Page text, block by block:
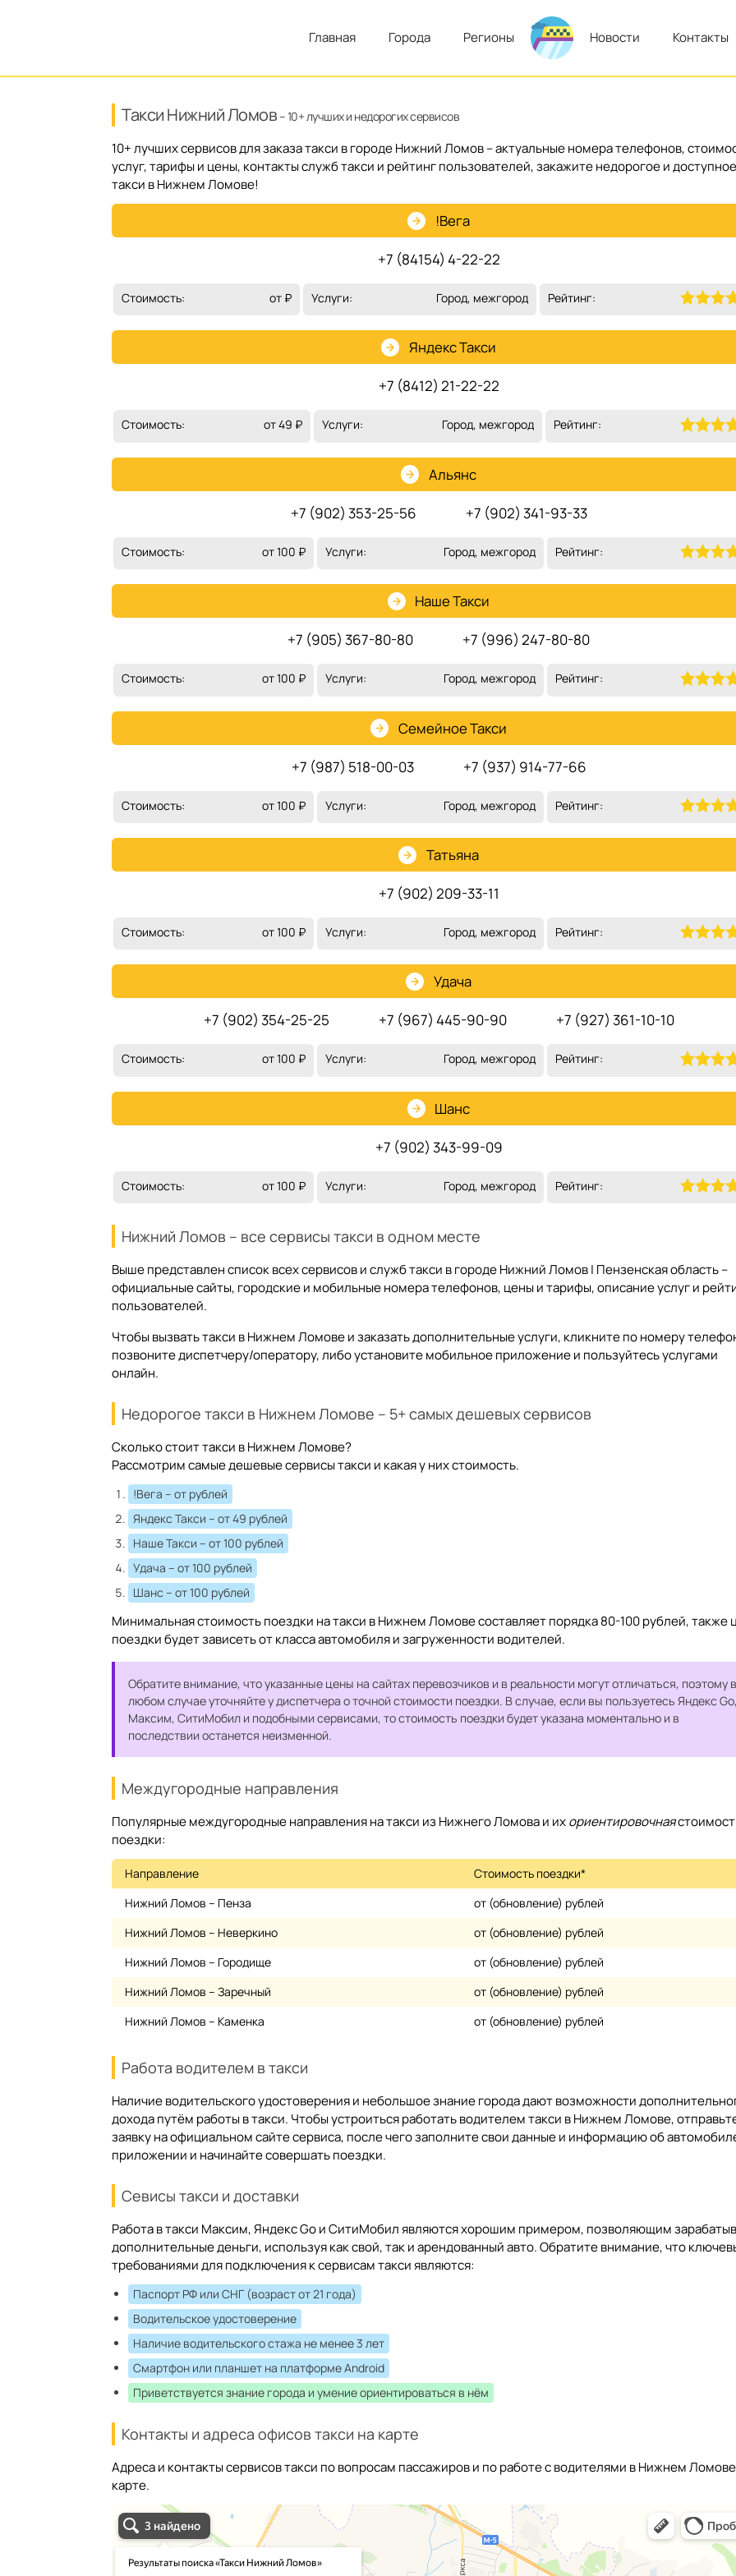
Главная Города Регионы Новости Контакты
Такси Нижний Ломов– 10+ лучших и недорогих сервисов
10+ лучших сервисов для заказа такси в городе Нижний Ломов – актуальные номера телефонов,
услуг, тарифы и цены, контакты служб такси и рейтинг пользователей, закажите недорогое и доступное
такси в Нижнем Ломове!
!Вега
+7 (84154) 4-22-22
Стоимость: от ₽ Услуги: Город, межгород Рейтинг:
Яндекс Такси
+7 (8412) 21-22-22
Стоимость: от 49 ₽ Услуги: Город, межгород Рейтинг:
Альянс
+7 (902) 353-25-56 +7 (902) 341-93-33
Стоимость: от 100 ₽ Услуги: Город, межгород Рейтинг:
Наше Такси
+7 (905) 367-80-80 +7 (996) 247-80-80
Стоимость: от 100 ₽ Услуги: Город, межгород Рейтинг:
Семейное Такси
+7 (987) 518-00-03 +7 (937) 914-77-66
Стоимость: от 100 ₽ Услуги: Город, межгород Рейтинг:
Татьяна
+7 (902) 209-33-11
Стоимость: от 100 ₽ Услуги: Город, межгород Рейтинг:
Удача
+7 (902) 354-25-25 +7 (967) 445-90-90 +7 (927) 361-10-10
Стоимость: от 100 ₽ Услуги: Город, межгород Рейтинг:
Шанс
+7 (902) 343-99-09
Стоимость: от 100 ₽ Услуги: Город, межгород Рейтинг:
Нижний Ломов – все сервисы такси в одном месте
Выше представлен список всех сервисов и служб такси в городе Нижний Ломов | Пензенская область –
официальные сайты, городские и мобильные номера телефонов, цены и тарифы, описание услуг и
пользователей.
Чтобы вызвать такси в Нижнем Ломове и заказать дополнительные услуги, кликните по номеру
позвоните диспетчеру/оператору, либо установите мобильное приложение и пользуйтесь услугами
онлайн.
Недорогое такси в Нижнем Ломове – 5+ самых дешевых сервисов
Сколько стоит такси в Нижнем Ломове?
Рассмотрим самые дешевые сервисы такси и какая у них стоимость.
!Вега – от рублей
Яндекс Такси – от 49 рублей
Наше Такси – от 100 рублей
Удача – от 100 рублей
Шанс – от 100 рублей
Минимальная стоимость поездки на такси в Нижнем Ломове составляет порядка 80-100 рублей, также
поездки будет зависеть от класса автомобиля и загруженности водителей.
Обратите внимание, что указанные цены на сайтах перевозчиков и в реальности могут отличаться, поэтому в
любом случае уточняйте у диспетчера о точной стоимости поездки. В случае, если вы пользуетесь Яндекс Go,
Максим, СитиМобил и подобными сервисами, то стоимость поездки будет указана моментально и в
последствии останется неизменной.
Междугородные направления
Популярные междугородные направления на такси из Нижнего Ломова и ихориентировочная
поездки:
Направление
Стоимость поездки*
Нижний Ломов – Пенза
от (обновление) рублей
Нижний Ломов – Неверкино
от (обновление) рублей
Нижний Ломов – Городище
от (обновление) рублей
Нижний Ломов – Заречный
от (обновление) рублей
Нижний Ломов – Каменка
от (обновление) рублей
Работа водителем в такси
Наличие водительского удостоверения и небольшое знание города дают возможности
дохода путём работы в такси. Чтобы устроиться работать водителем такси в Нижнем Ломове,
заявку на официальном сайте сервиса, после чего заполните свои данные и информацию об
приложении и начинайте совершать поездки.
Севисы такси и доставки
Работа в такси Максим, Яндекс Go и СитиМобил являются хорошим примером, позволяющим
дополнительные деньги, используя как свой, так и арендованный авто. Обратите внимание, что
требованиями для подключения к сервисам такси являются:
Паспорт РФ или СНГ (возраст от 21 года)
Водительское удостоверение
Наличие водительского стажа не менее 3 лет
Смартфон или планшет на платформе Android
Приветствуется знание города и умение ориентироваться в нём
Контакты и адреса офисов такси на карте
Адреса и контакты сервисов такси по вопросам пассажиров и по работе с водителями в Нижнем
карте.